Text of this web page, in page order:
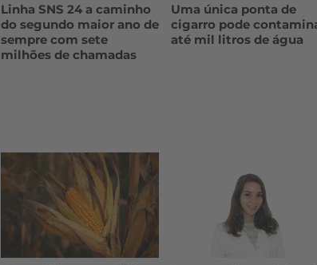
Linha SNS 24 a caminho
do segundo maior ano de
sempre com sete
milhões de chamadas
Uma única ponta de
cigarro pode
até mil litros de água